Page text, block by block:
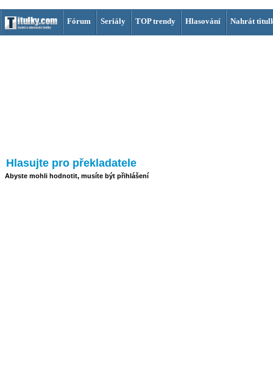
Fórum Seriály TOP trendy Hlasování Nahrát
Hlasujte pro překladatele
Abyste mohli hodnotit, musíte být přihlášení